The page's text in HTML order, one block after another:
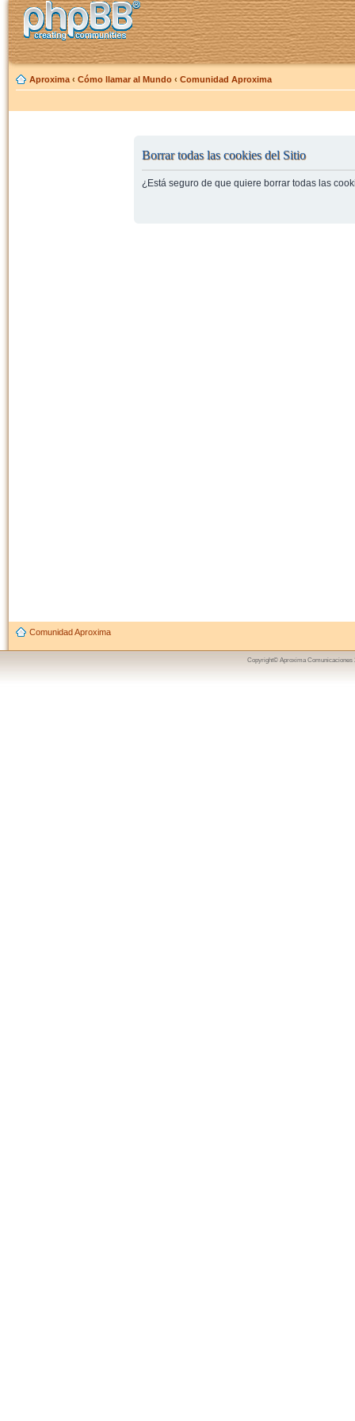
Aproxima ‹ Cómo llamar al Mundo ‹ Comunidad Aproxima
Borrar todas las cookies del Sitio
¿Está seguro de que quiere borrar todas las
Comunidad Aproxima
Copyright© Aproxima Comunicaciones